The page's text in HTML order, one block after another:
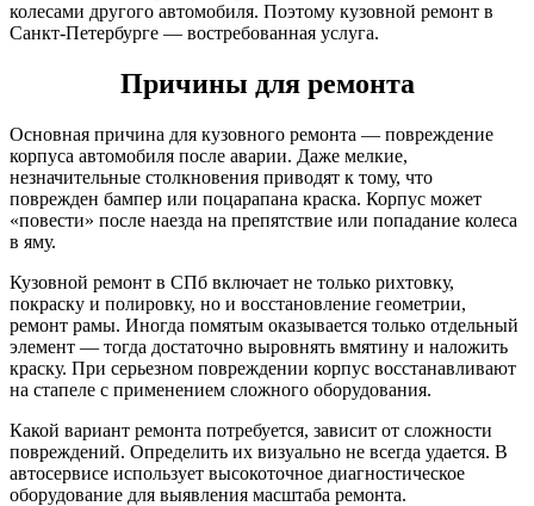
колесами другого автомобиля. Поэтому кузовной ремонт в
Санкт-Петербурге — востребованная услуга.
Причины для ремонта
Основная причина для кузовного ремонта — повреждение
корпуса автомобиля после аварии. Даже мелкие,
незначительные столкновения приводят к тому, что
поврежден бампер или поцарапана краска. Корпус может
«повести» после наезда на препятствие или попадание колеса
в яму.
Кузовной ремонт в СПб включает не только рихтовку,
покраску и полировку, но и восстановление геометрии,
ремонт рамы. Иногда помятым оказывается только отдельный
элемент — тогда достаточно выровнять вмятину и наложить
краску. При серьезном повреждении корпус восстанавливают
на стапеле с применением сложного оборудования.
Какой вариант ремонта потребуется, зависит от сложности
повреждений. Определить их визуально не всегда удается. В
автосервисе использует высокоточное диагностическое
оборудование для выявления масштаба ремонта.